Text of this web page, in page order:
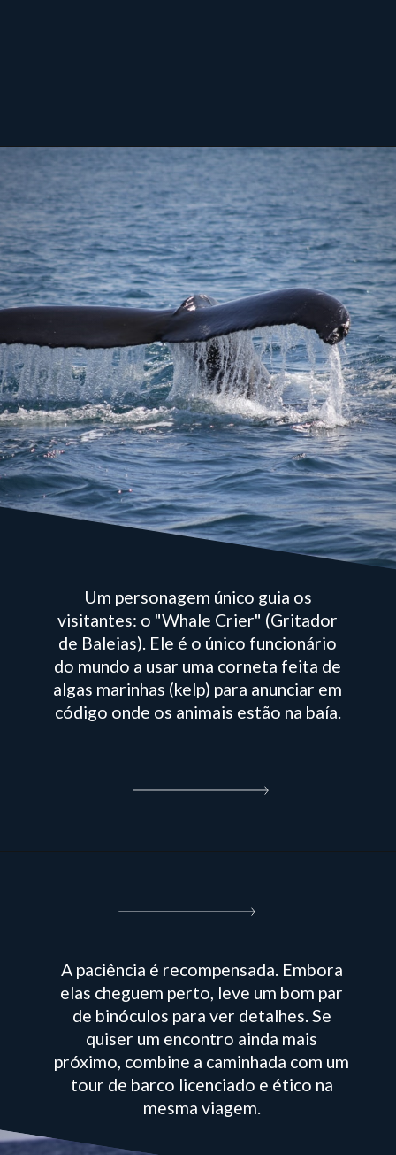
Um personagem único guia os
visitantes: o "Whale Crier" (Gritador
de Baleias). Ele é o único funcionário
do mundo a usar uma corneta feita de
algas marinhas (kelp) para anunciar em
código onde os animais estão na baía.
A paciência é recompensada. Embora
elas cheguem perto, leve um bom par
de binóculos para ver detalhes. Se
quiser um encontro ainda mais
próximo, combine a caminhada com um
tour de barco licenciado e ético na
mesma viagem.